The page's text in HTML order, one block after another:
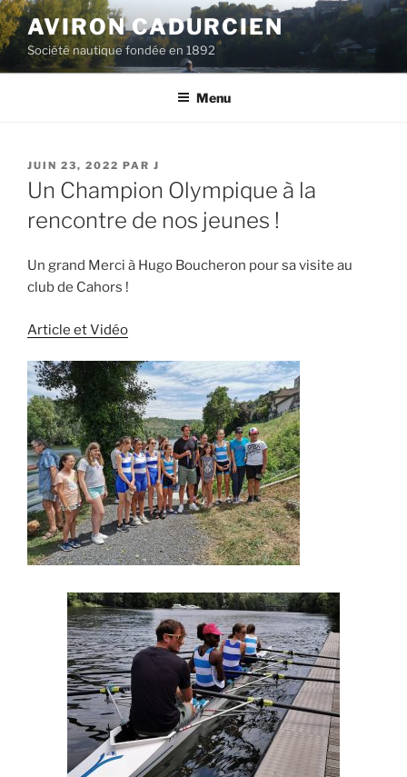
Aller
au
contenu
principal
AVIRON CADURCIEN
Société nautique fondée en 1892
Menu
PUBLIÉ
LE
JUIN 23, 2022 PAR J
Un Champion Olympique à la
rencontre de nos jeunes !
Un grand Merci à Hugo Boucheron pour sa visite au
club de Cahors !
Article et Vidéo